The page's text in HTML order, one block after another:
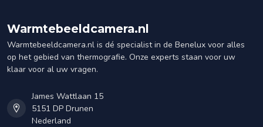
Warmtebeeldcamera.nl
Warmtebeeldcamera.nl is dé specialist in de Benelux voor alles
op het gebied van thermografie. Onze experts staan voor uw
klaar voor al uw vragen.
James Wattlaan 15
5151 DP Drunen
Nederland